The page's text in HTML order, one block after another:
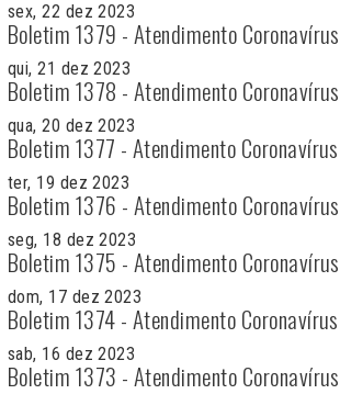
sex, 22 dez 2023
Boletim 1379 - Atendimento Coronavírus
qui, 21 dez 2023
Boletim 1378 - Atendimento Coronavírus
qua, 20 dez 2023
Boletim 1377 - Atendimento Coronavírus
ter, 19 dez 2023
Boletim 1376 - Atendimento Coronavírus
seg, 18 dez 2023
Boletim 1375 - Atendimento Coronavírus
dom, 17 dez 2023
Boletim 1374 - Atendimento Coronavírus
sab, 16 dez 2023
Boletim 1373 - Atendimento Coronavírus